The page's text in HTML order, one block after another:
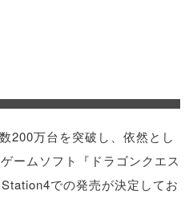
200万台を突破し、依然とし
ームソフト『ドラゴンクエス
での発売が決定してお